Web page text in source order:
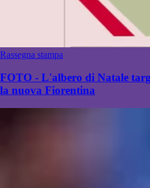
Rassegna stampa
FOTO - L'albero di Natale
la nuova Fiorentina